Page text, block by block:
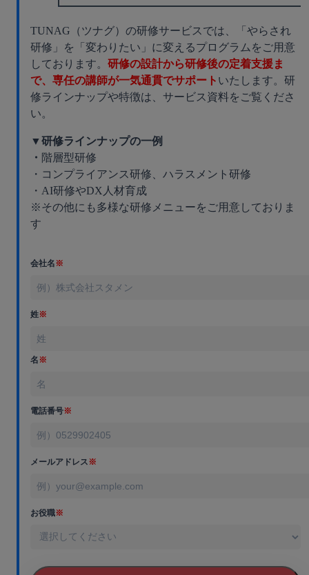
TUNAG（ツナグ）の研修サービスでは、「やらされ
研修」を「変わりたい」に変えるプログラムをご用意
しております。 研修の設計から研修後の定着支援ま
で、専任の講師が一気通貫でサポート いたします。研
修ラインナップや特徴は、サービス資料をご覧くださ
い。
▼研修ラインナップの一例
・ 階層型研修
・コンプライアンス研修、ハラスメント研修
・AI研修やDX人材育成
※その他にも多様な研修メニューをご用意しておりま
す
会社名※
姓※
名※
電話番号※
メールアドレス※
お役職※